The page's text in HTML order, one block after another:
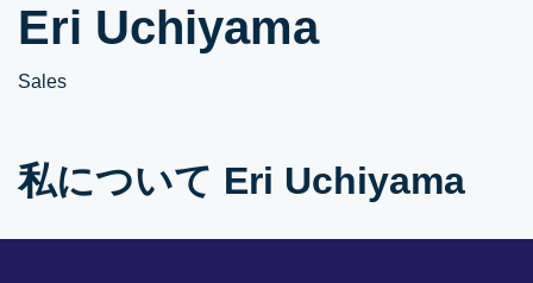
Eri Uchiyama
Sales
私について Eri Uchiyama